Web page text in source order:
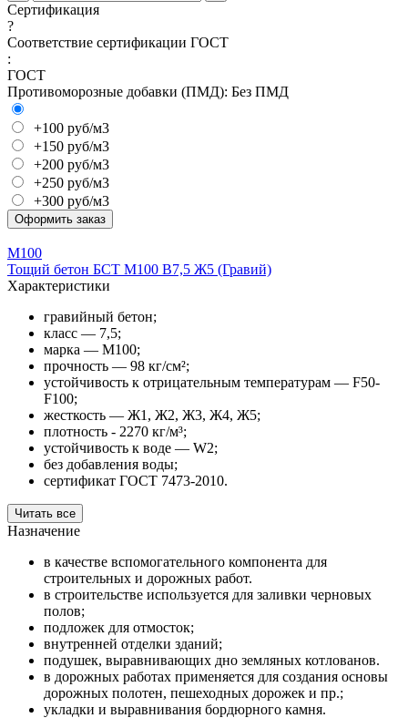
Сертификация
?
Соответствие сертификации ГОСТ
:
ГОСТ
Противоморозные добавки (ПМД): Без ПМД
+100 руб/м3
+150 руб/м3
+200 руб/м3
+250 руб/м3
+300 руб/м3
Оформить заказ
М100
Тощий бетон БСТ М100 В7,5 Ж5 (Гравий)
Характеристики
гравийный бетон;
класс — 7,5;
марка — М100;
прочность — 98 кг/см²;
устойчивость к отрицательным температурам — F50-
F100;
жесткость — Ж1, Ж2, Ж3, Ж4, Ж5;
плотность - 2270 кг/м³;
устойчивость к воде — W2;
без добавления воды;
сертификат ГОСТ 7473-2010.
Читать все
Назначение
в качестве вспомогательного компонента для
строительных и дорожных работ.
в строительстве используется для заливки черновых
полов;
подложек для отмосток;
внутренней отделки зданий;
подушек, выравнивающих дно земляных котлованов.
в дорожных работах применяется для создания основы
дорожных полотен, пешеходных дорожек и пр.;
укладки и выравнивания бордюрного камня.